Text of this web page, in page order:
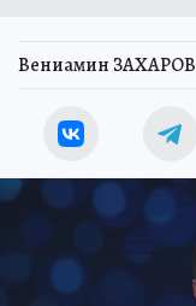
Вениамин ЗАХАРОВ